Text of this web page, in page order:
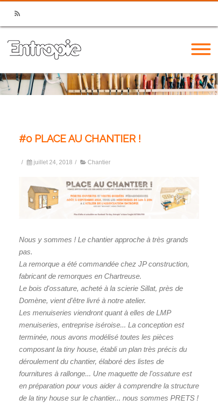
RSS
#0 PLACE AU CHANTIER !
/ juillet 24, 2018 / Chantier
Nous y sommes ! Le chantier approche à très grands
pas.
La remorque a été commandée chez JP construction,
fabricant de remorques en Chartreuse.
Le bois d'ossature, acheté à la scierie Sillat, près de
Domène, vient d'être livré à notre atelier.
Les menuiseries viendront quant à elles de LMP
menuiseries, entreprise iséroise... La conception est
terminée, nous avons modélisé toutes les pièces
composant la tiny house, établi un plan très précis du
déroulement du chantier, élaboré des listes de
fournitures à rallonge... Une maquette de l'ossature est
en préparation pour vous aider à comprendre la structure
de la tiny house sur le chantier... nous sommes PRETS !